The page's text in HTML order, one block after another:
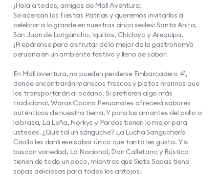
¡Hola a todos, amigos de Mall Aventura!
Se acercan las Fiestas Patrias y queremos invitarlos a
celebrar a lo grande en nuestras cinco sedes: Santa Anita,
San Juan de Lurigancho, Iquitos, Chiclayo y Arequipa.
¡Prepárense para disfrutar de lo mejor de la gastronomía
peruana en un ambiente festivo y lleno de sabor!
En Mall aventura, no pueden perderse Embarcadero 41,
donde encontrarán mariscos frescos y platos marinos que
los transportarán al océano. Si prefieren algo más
tradicional, Waras Cocina Peruana les ofrecerá sabores
auténticos de nuestra tierra. Y para los amantes del pollo a
la brasa, La Leña, Norkys y Pardos tienen lo mejor para
ustedes. ¿Qué tal un sánguche? La Lucha Sanguchería
Criolla les dará ese sabor único que tanto les gusta. Y si
buscan variedad, La Nacional, Don Calletano y Rústica
tienen de todo un poco, mientras que Siete Sopas tiene
sopas deliciosas para todos los antojos.